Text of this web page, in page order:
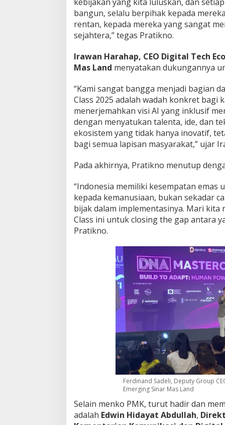
bangun, selalu berpihak kepada
rentan, kepada mereka yang sangat
sejahtera,” tegas Pratikno.
Irawan Harahap, CEO Digital Tech
Mas Land menyatakan dukungannya
“Kami sangat bangga menjadi bagian
Class 2025 adalah wadah konkret bagi
menerjemahkan visi AI yang inklusif
dengan menyatukan talenta, ide, dan
ekosistem yang tidak hanya inovatif,
bagi semua lapisan masyarakat,” ujar
Pada akhirnya, Pratikno menutup
“Indonesia memiliki kesempatan
kepada kemanusiaan, bukan sekadar
bijak dalam implementasinya. Mari
Class ini untuk closing the gap antara
Pratikno.
Ferdinand Sadeli, Deputy Group
Emerging Sinar Mas Land
Selain menko PMK, turut hadir dan
adalah Edwin Hidayat Abdullah,